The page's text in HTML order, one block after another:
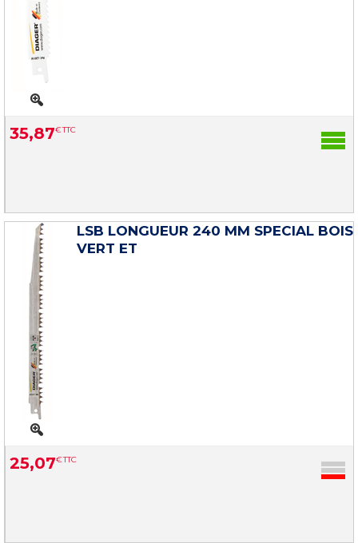
35,87€TTC
LSB LONGUEUR 240 MM SPECIAL BOIS
VERT ET
25,07€TTC